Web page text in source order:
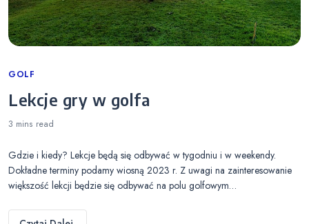
Categories
GOLF
Lekcje gry w golfa
3 mins read
Gdzie i kiedy? Lekcje będą się odbywać w tygodniu i w weekendy.
Dokładne terminy podamy wiosną 2023 r. Z uwagi na zainteresowanie
większość lekcji będzie się odbywać na polu golfowym…